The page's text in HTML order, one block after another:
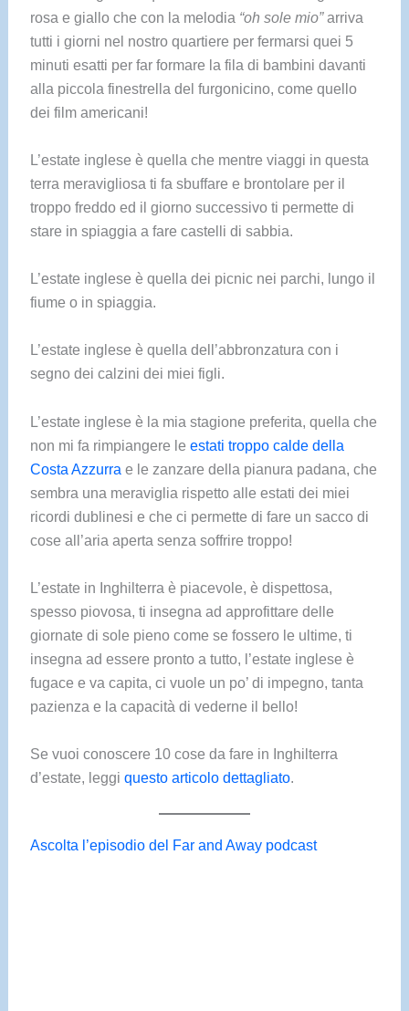
rosa e giallo che con la melodia “oh sole mio”arriva
tutti i giorni nel nostro quartiere per fermarsi quei 5
minuti esatti per far formare la fila di bambini davanti
alla piccola finestrella del furgonicino, come quello
dei film americani!
L’estate inglese è quella che mentre viaggi in questa
terra meravigliosa ti fa sbuffare e brontolare per il
troppo freddo ed il giorno successivo ti permette di
stare in spiaggia a fare castelli di sabbia.
L’estate inglese è quella dei picnic nei parchi, lungo il
fiume o in spiaggia.
L’estate inglese è quella dell’abbronzatura con i
segno dei calzini dei miei figli.
L’estate inglese è la mia stagione preferita, quella che
non mi fa rimpiangere le estati troppo calde della
Costa Azzurra e le zanzare della pianura padana, che
sembra una meraviglia rispetto alle estati dei miei
ricordi dublinesi e che ci permette di fare un sacco di
cose all’aria aperta senza soffrire troppo!
L’estate in Inghilterra è piacevole, è dispettosa,
spesso piovosa, ti insegna ad approfittare delle
giornate di sole pieno come se fossero le ultime, ti
insegna ad essere pronto a tutto, l’estate inglese è
fugace e va capita, ci vuole un po’ di impegno, tanta
pazienza e la capacità di vederne il bello!
Se vuoi conoscere 10 cose da fare in Inghilterra
d’estate, leggi questo articolo dettagliato.
Ascolta l’episodio del Far and Away podcast